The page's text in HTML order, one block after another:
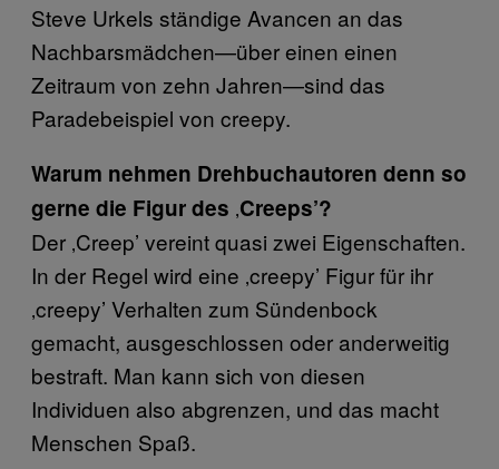
Steve Urkels ständige Avancen an das
Nachbarsmädchen—über einen einen
Zeitraum von zehn Jahren—sind das
Paradebeispiel von creepy.
Warum nehmen Drehbuchautoren denn so
gerne die Figur des ‚Creeps’?
Der ‚Creep’ vereint quasi zwei Eigenschaften.
In der Regel wird eine ‚creepy’ Figur für ihr
‚creepy’ Verhalten zum Sündenbock
gemacht, ausgeschlossen oder anderweitig
bestraft. Man kann sich von diesen
Individuen also abgrenzen, und das macht
Menschen Spaß.